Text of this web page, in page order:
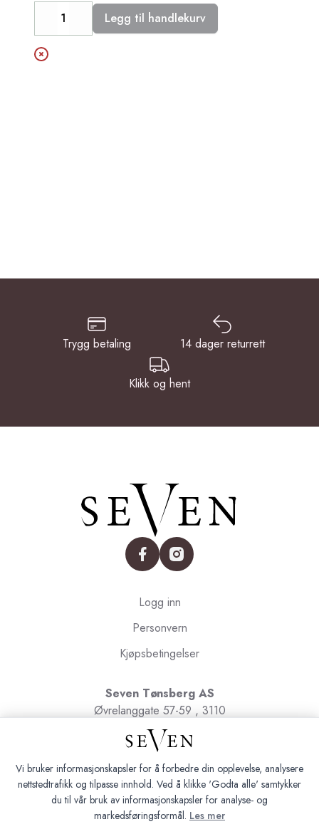
DecreaseIncreaseLegg til handlekurv
Trygg betaling 14 dager returrett
Klikk og hent
facebookinstagram
Logg inn
Personvern
Kjøpsbetingelser
Seven Tønsberg AS
Øvrelanggate 57-59 , 3110
Tønsberg
Org.nr. 991091580
Vi bruker informasjonskapsler for å forbedre din opplevelse, analysere
nettstedtrafikk og tilpasse innhold. Ved å klikke 'Godta alle' samtykker
du til vår bruk av informasjonskapsler for analyse- og
markedsføringsformål. Les mer